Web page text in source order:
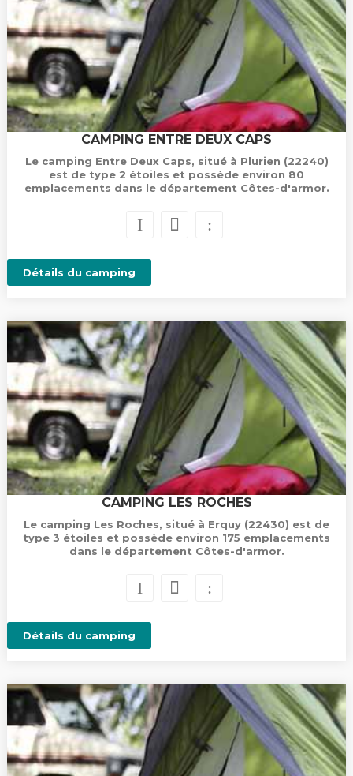
CAMPING ENTRE DEUX CAPS
Le camping Entre Deux Caps, situé à Plurien (22240)
est de type 2 étoiles et possède environ 80
emplacements dans le département Côtes-d'armor.
Détails du camping
CAMPING LES ROCHES
Le camping Les Roches, situé à Erquy (22430) est de
type 3 étoiles et possède environ 175 emplacements
dans le département Côtes-d'armor.
Détails du camping